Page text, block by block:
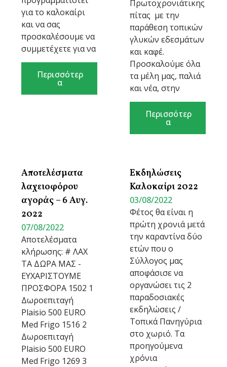
για το καλοκαίρι
και να σας
προσκαλέσουμε να
συμμετέχετε για να
Περισσότερ
α
Πρωτοχρονιάτικης
πίτας με την
παράθεση τοπικών
γλυκών εδεσμάτων
και καφέ.
Προσκαλούμε όλα
τα μέλη μας, παλιά
και νέα, στην
Περισσότερ
α
Αποτελέσματα
λαχειοφόρου
αγοράς – 6 Αυγ.
2022
07/08/2022
Αποτελέσματα
κλήρωσης: # ΛΑΧ
ΤΑ ΔΩΡΑ ΜΑΣ -
ΕΥΧΑΡΙΣΤΟΥΜΕ
ΠΡΟΣΦΟΡΑ 1502 1
Δωροεπιταγή
Plaisio 500 EURO
Med Frigo 1516 2
Δωροεπιταγή
Plaisio 500 EURO
Med Frigo 1269 3
Εκδηλώσεις
Καλοκαίρι 2022
03/08/2022
Φέτος θα είναι η
πρώτη χρονιά μετά
την καραντίνα δύο
ετών που ο
Σύλλογος μας
αποφάσισε να
οργανώσει τις 2
παραδοσιακές
εκδηλώσεις /
Τοπικά Πανηγύρια
στο χωριό. Τα
προηγούμενα
χρόνια